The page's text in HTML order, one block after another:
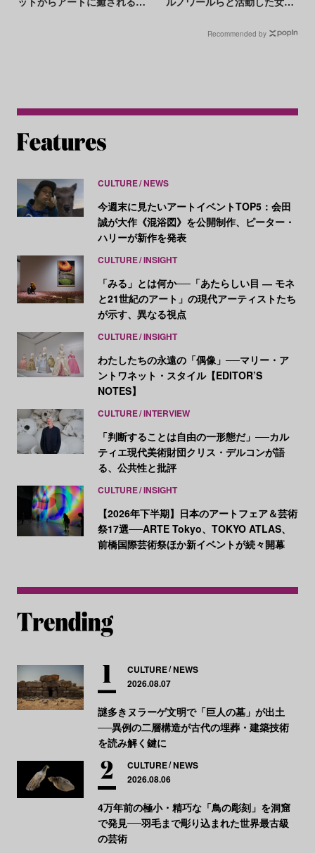
Recommended by
CULTURE NEWS
今週末に見たいアートイベントTOP5：会田
誠が大作《混浴図》を公開制作、ピーター・
ハリーが新作を発表
CULTURE INSIGHT
「みる」とは何か──「あたらしい目 ― モネ
と21世紀のアート」の現代アーティストたち
が示す、異なる視点
CULTURE INSIGHT
わたしたちの永遠の「偶像」──マリー・ア
ントワネット・スタイル【EDITOR’S
NOTES】
CULTURE INTERVIEW
「判断することは自由の一形態だ」──カル
ティエ現代美術財団クリス・デルコンが語
る、公共性と批評
CULTURE INSIGHT
【2026年下半期】日本のアートフェア＆芸術
祭17選──ARTE Tokyo、TOKYO ATLAS、
前橋国際芸術祭ほか新イベントが続々開幕
CULTURE NEWS
2026.08.07
謎多きヌラーゲ文明で「巨人の墓」が出土
──異例の二層構造が古代の埋葬・建築技術
を読み解く鍵に
CULTURE NEWS
2026.08.06
4万年前の極小・精巧な「鳥の彫刻」を洞窟
で発見──羽毛まで彫り込まれた世界最古級
の芸術